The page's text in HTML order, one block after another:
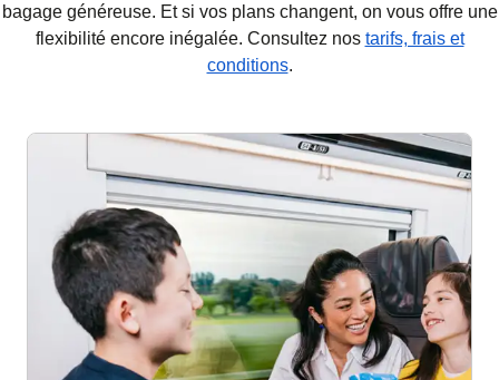
bagage généreuse. Et si vos plans changent, on vous offre une
flexibilité encore inégalée. Consultez nos tarifs, frais et
conditions.